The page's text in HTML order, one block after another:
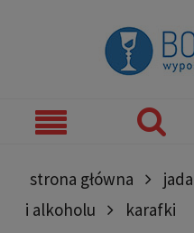
strona główna
i alkoholu
karafki